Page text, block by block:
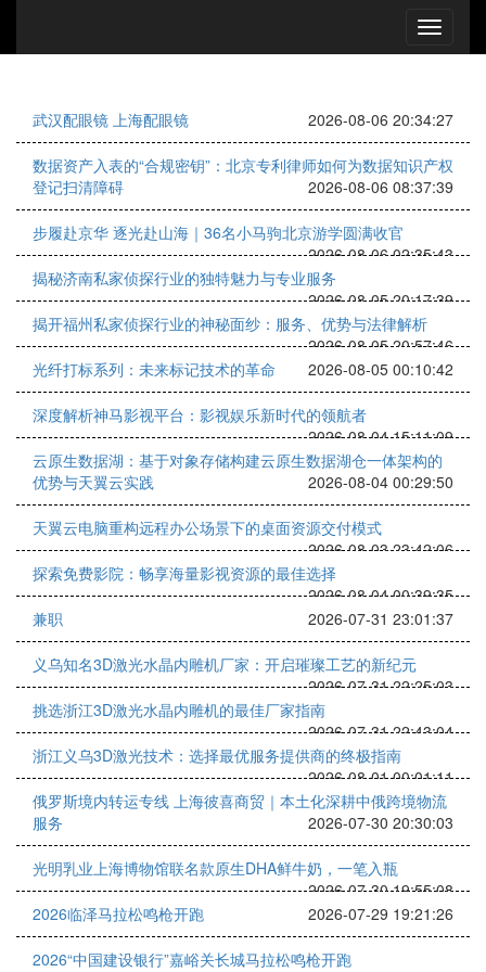
武汉配眼镜 上海配眼镜 2026-08-06 20:34:27
数据资产入表的“合规密钥”：北京专利律师如何为数据知识产权
登记扫清障碍
2026-08-06 08:37:39
步履赴京华 逐光赴山海｜36名小马驹北京游学圆满收官
2026-08-06 02:35:43
揭秘济南私家侦探行业的独特魅力与专业服务
2026-08-05 20:17:39
揭开福州私家侦探行业的神秘面纱：服务、优势与法律解析
2026-08-05 20:57:46
光纤打标系列：未来标记技术的革命
2026-08-05 00:10:42
深度解析神马影视平台：影视娱乐新时代的领航者
2026-08-04 15:11:09
云原生数据湖：基于对象存储构建云原生数据湖仓一体架构的
优势与天翼云实践
2026-08-04 00:29:50
天翼云电脑重构远程办公场景下的桌面资源交付模式
2026-08-03 23:42:06
探索免费影院：畅享海量影视资源的最佳选择
2026-08-04 00:39:35
兼职
2026-07-31 23:01:37
义乌知名3D激光水晶内雕机厂家：开启璀璨工艺的新纪元
2026-07-31 22:25:03
挑选浙江3D激光水晶内雕机的最佳厂家指南
2026-07-31 22:43:04
浙江义乌3D激光技术：选择最优服务提供商的终极指南
2026-08-01 00:01:11
俄罗斯境内转运专线 上海彼喜商贸｜本土化深耕中俄跨境物流
服务
2026-07-30 20:30:03
光明乳业上海博物馆联名款原生DHA鲜牛奶，一笔入瓶
2026-07-30 19:55:08
2026临泽马拉松鸣枪开跑
2026-07-29 19:21:26
2026“中国建设银行”嘉峪关长城马拉松鸣枪开跑